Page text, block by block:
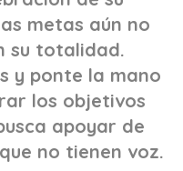
metas aún no
su totalidad.
y ponte la mano
los objetivos
apoyar de
no tienen voz.